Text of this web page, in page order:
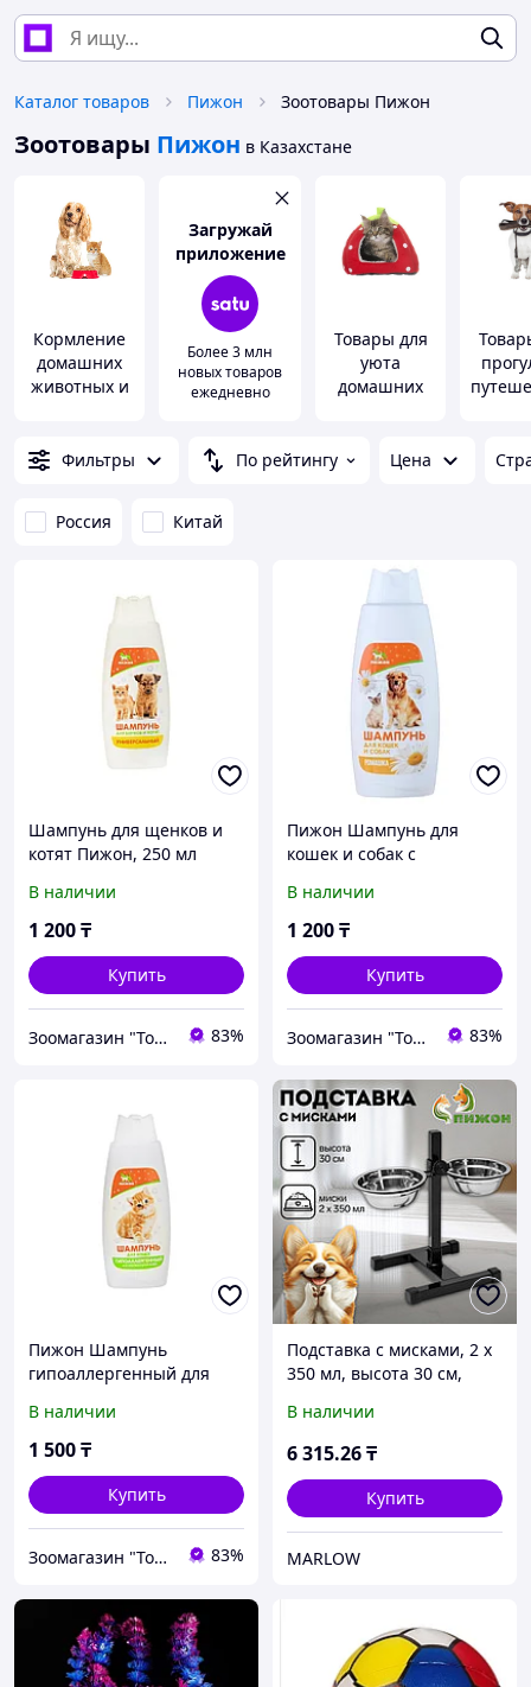
Каталог товаров Пижон Зоотовары Пижон
Зоотовары Пижон в Казахстане
Кормление
домашних
животных и
Загружай
приложение
Более 3 млн
новых товаров
ежедневно
Товары для
уюта
домашних
Фильтры По рейтингу Цена
Россия Китай
Шампунь для щенков и
котят Пижон, 250 мл
В наличии
1 200₸
Купить
Зоомагазин "Толстый кот" 83%
Пижон Шампунь для
кошек и собак с
мл
В наличии
1 200₸
Купить
Зоомагазин "Толстый кот" 83%
Пижон Шампунь
гипоаллергенный для
В наличии
1 500₸
Купить
Зоомагазин "Толстый кот" 83%
Подставка с мисками, 2 х
350 мл, высота 30 см,
В наличии
6 315.26₸
Купить
MARLOW